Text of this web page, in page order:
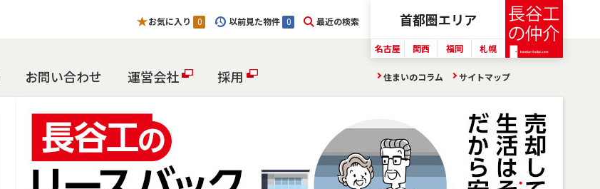
首都圏エリア
名古屋 関西 福岡 札幌
お気に入り 0 以前見た物件 0 最近の検索
お問い合わせ 運営会社 採用 住まいのコラム サイトマップ